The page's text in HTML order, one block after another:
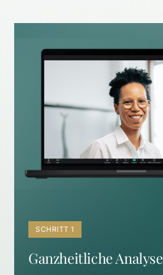
SCHRITT 1
Ganzheitliche Analyse